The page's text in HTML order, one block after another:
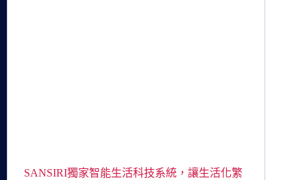
SANSIRI獨家智能生活科技系統，讓生活化繁